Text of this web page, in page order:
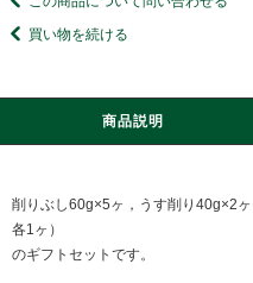
買い物を続ける
商品説明
削りぶし60g×5ヶ，うす削り40g×2
各1ヶ）
のギフトセットです。